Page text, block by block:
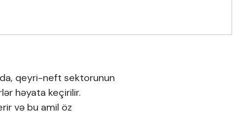
qeyri-neft sektorunun
həyata keçirilir.
və bu amil öz